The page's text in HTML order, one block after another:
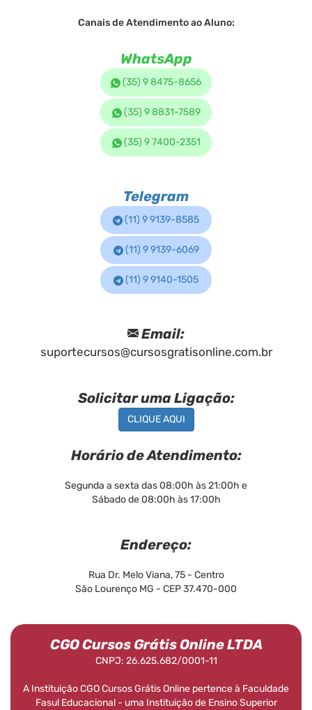
Canais de Atendimento ao Aluno:
WhatsApp
(35) 9 8475-8656
(35) 9 8831-7589
(35) 9 7400-2351
Telegram
(11) 9 9139-8585
(11) 9 9139-6069
(11) 9 9140-1505
Email:
suportecursos@cursosgratisonline.com.br
Solicitar uma Ligação:
CLIQUE AQUI
Horário de Atendimento:
Segunda a sexta das 08:00h às 21:00h e
Sábado de 08:00h às 17:00h
Endereço:
Rua Dr. Melo Viana, 75 - Centro
São Lourenço MG - CEP 37.470-000
CGO Cursos Grátis Online LTDA
CNPJ: 26.625.682/0001-11
A Instituição CGO Cursos Grátis Online pertence à Faculdade
Fasul Educacional - uma Instituição de Ensino Superior